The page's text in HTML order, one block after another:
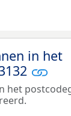
in het
het